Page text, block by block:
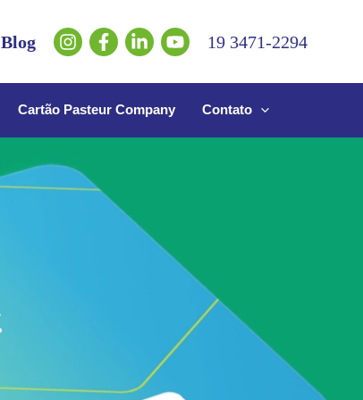
Blog 19 3471-2294
Cartão Pasteur Company Contato